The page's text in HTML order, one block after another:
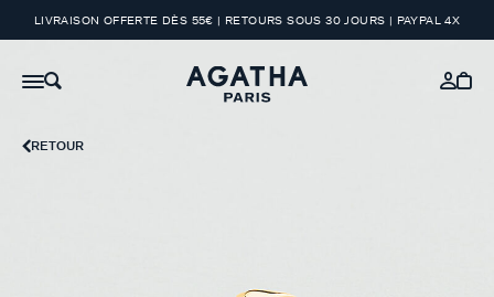
LIVRAISON OFFERTE DÈS 55€ | RETOURS SOUS 30 JOURS | PAYPAL 4X
RETOUR